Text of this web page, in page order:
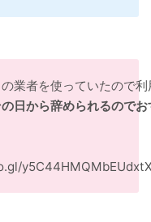
業者を使っていたので利
日から辞められるのでお